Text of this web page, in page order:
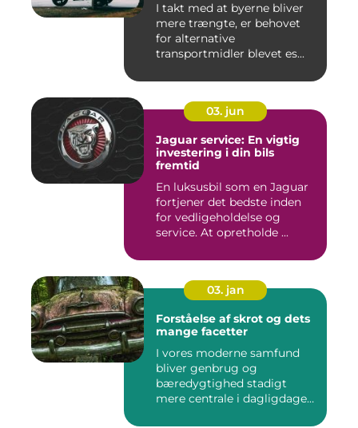
I takt med at byerne bliver
mere trængte, er behovet
for alternative
transportmidler blevet es...
03. jun
Jaguar service: En vigtig
investering i din bils
fremtid
En luksusbil som en Jaguar
fortjener det bedste inden
for vedligeholdelse og
service. At opretholde ...
03. jan
Forståelse af skrot og dets
mange facetter
I vores moderne samfund
bliver genbrug og
bæredygtighed stadigt
mere centrale i dagligdagen.